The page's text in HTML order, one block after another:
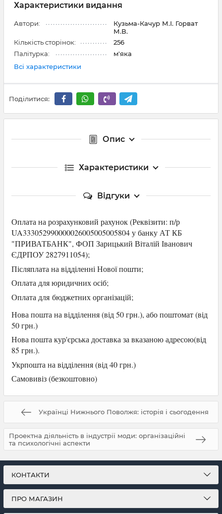
Характеристики видання
Автори:
Кузьма-Качур М.І. Горват
М.В.
Кількість сторінок:
256
Палітурка:
м'яка
Всі характеристики
Поділитися:
Опис
Характеристики
Відгуки
Оплата на розрахунковий рахунок (Реквізити: п/р
UA333052990000026005005005804 у банку АТ КБ
"ПРИВАТБАНК", ФОП Зарицький Віталій Іванович
ЄДРПОУ 2827911054);
Післяплата на відділенні Нової пошти;
Оплата для юридичних осіб;
Оплата для бюджетних організацій;
Нова пошта на відділення (від 50 грн.), абопоштомат (від
50 грн.)
Нова пошта кур'єрська доставка за вказаною адресою(від
85 грн.).
Укрпошта на відділення (від 40 грн.)
Самовивіз (безкоштовно)
Українці Нижнього Поволжя: історія і сьогодення
Проектна діяльність в індустрії моди: організаційні
та психологічні аспекти
КОНТАКТИ
ПРО МАГАЗИН